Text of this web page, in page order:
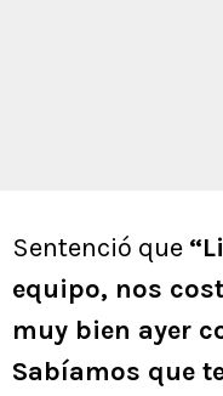
Sentenció que
equipo, nos
muy bien ayer
Sabíamos que